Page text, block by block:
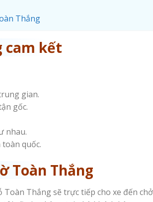
Thắng
cam kết
gian.
gốc.
nhau.
quốc.
Toàn Thắng
Thắng sẽ trực tiếp cho xe đến